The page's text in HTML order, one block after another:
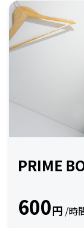
PRIME
600円 /時